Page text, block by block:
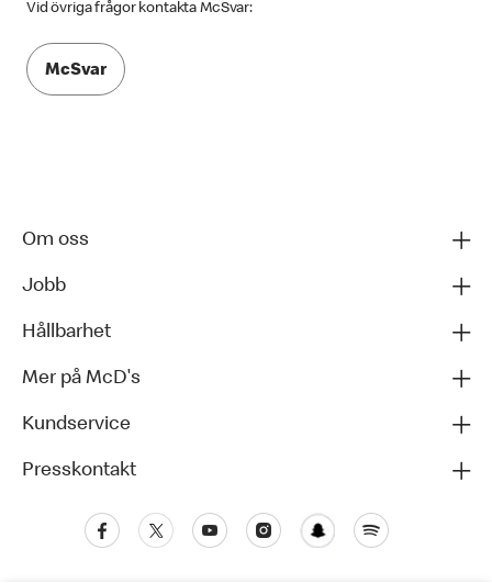
Vid övriga frågor kontakta McSvar:
McSvar
Om oss
Jobb
Hållbarhet
Mer på McD's
Kundservice
Presskontakt